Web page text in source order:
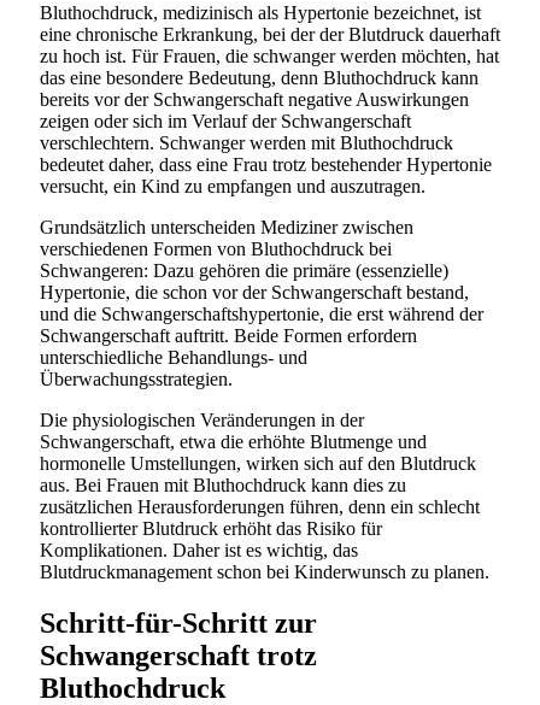
Bluthochdruck, medizinisch als Hypertonie bezeichnet, ist
eine chronische Erkrankung, bei der der Blutdruck dauerhaft
zu hoch ist. Für Frauen, die schwanger werden möchten, hat
das eine besondere Bedeutung, denn Bluthochdruck kann
bereits vor der Schwangerschaft negative Auswirkungen
zeigen oder sich im Verlauf der Schwangerschaft
verschlechtern. Schwanger werden mit Bluthochdruck
bedeutet daher, dass eine Frau trotz bestehender Hypertonie
versucht, ein Kind zu empfangen und auszutragen.
Grundsätzlich unterscheiden Mediziner zwischen
verschiedenen Formen von Bluthochdruck bei
Schwangeren: Dazu gehören die primäre (essenzielle)
Hypertonie, die schon vor der Schwangerschaft bestand,
und die Schwangerschaftshypertonie, die erst während der
Schwangerschaft auftritt. Beide Formen erfordern
unterschiedliche Behandlungs- und
Überwachungsstrategien.
Die physiologischen Veränderungen in der
Schwangerschaft, etwa die erhöhte Blutmenge und
hormonelle Umstellungen, wirken sich auf den Blutdruck
aus. Bei Frauen mit Bluthochdruck kann dies zu
zusätzlichen Herausforderungen führen, denn ein schlecht
kontrollierter Blutdruck erhöht das Risiko für
Komplikationen. Daher ist es wichtig, das
Blutdruckmanagement schon bei Kinderwunsch zu planen.
Schritt-für-Schritt zur
Schwangerschaft trotz
Bluthochdruck